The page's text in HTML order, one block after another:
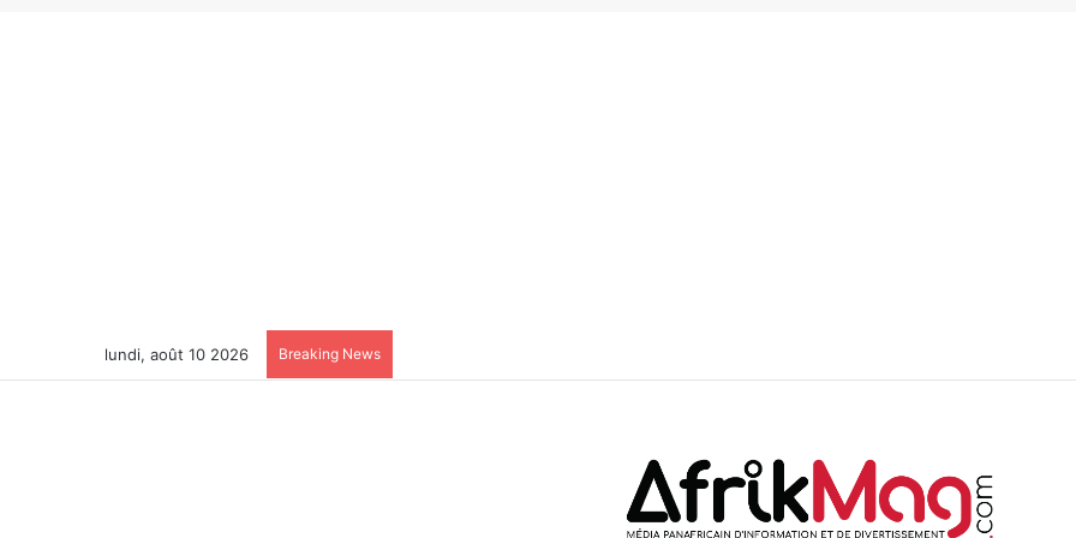
lundi, août 10 2026 Breaking News